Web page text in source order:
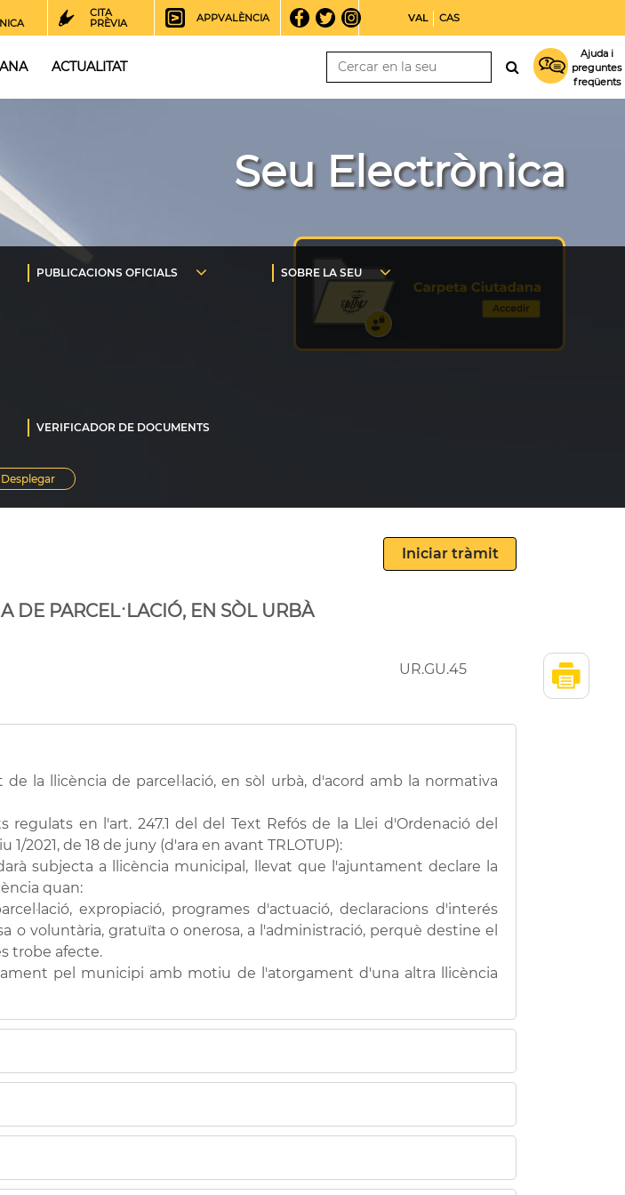
CITA
PRÈVIA
APPVALÈNCIA VAL CAS
ACTUALITAT
Ajuda i
preguntes
freqüents
Seu Electrònica
DE PARCEL·LACIÓ, EN SÒL URBÀ
UR.GU.45
la llicència de parcel·lació, en sòl urbà, d'acord amb la normativa
regulats en l'art. 247.1 del del Text Refós de la Llei d'Ordenació del
2021, de 18 de juny (d'ara en avant TRLOTUP):
subjecta a llicència municipal, llevat que l'ajuntament declare la
quan:
expropiació, programes d'actuació, declaracions d'interés
o voluntària, gratuïta o onerosa, a l'administració, perquè destine el
trobe afecte.
pel municipi amb motiu de l'atorgament d'una altra llicència
de la parcel·la objecte de divisió, o el seu representant